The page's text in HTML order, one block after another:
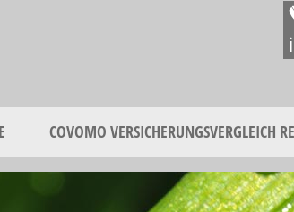
COVOMO VERSICHERUNGSVERGLEICH